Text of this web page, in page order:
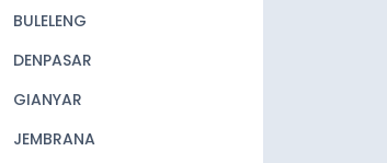
BULELENG
DENPASAR
GIANYAR
JEMBRANA